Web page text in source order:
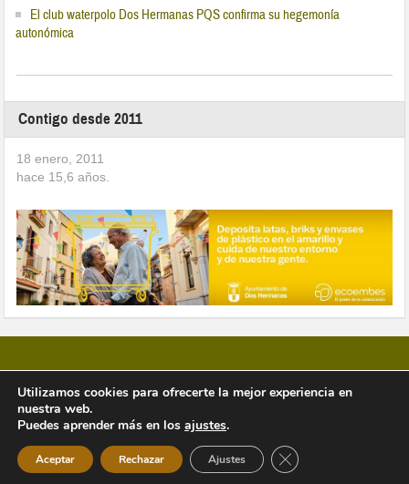
El club waterpolo Dos Hermanas PQS confirma su hegemonía
autonómica
Contigo desde 2011
18 enero, 2011
hace 15,6 años.
Copyright © 2026 Vivir en Montequinto Periódico Digital
Utilizamos cookies para ofrecerte la mejor experiencia en
nuestra web.
Puedes aprender más en los ajustes.
Aceptar Rechazar Ajustes Cerrar el banner de